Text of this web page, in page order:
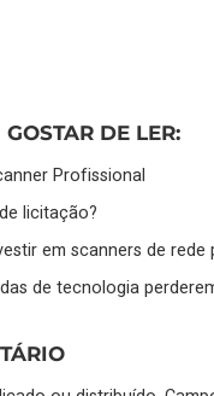
DE LER:
Profissional
licitação?
em scanners de
de tecnologia